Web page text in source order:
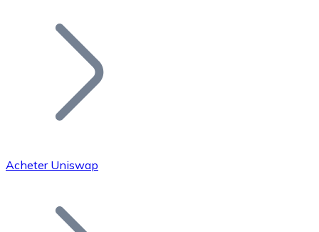
Ajoutez le token de votre projet à notre service
Bitcoin
Acheter Uniswap